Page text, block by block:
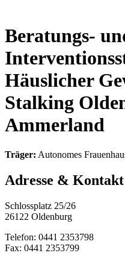
Beratungs-
Häuslicher
Stalking
Ammerland
Träger: Autonomes
Adresse & Kontakt
Schlossplatz 25/26
26122 Oldenburg
Telefon: 0441 2353798
Fax: 0441 2353799